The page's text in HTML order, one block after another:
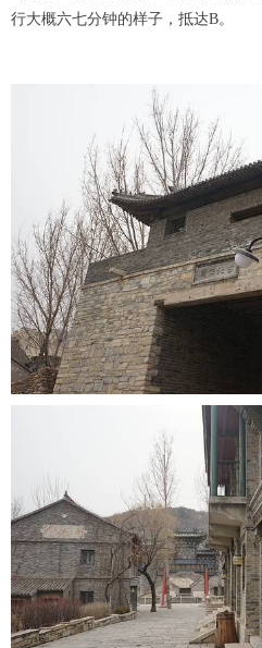
行大概六七分钟的样子，抵达B。